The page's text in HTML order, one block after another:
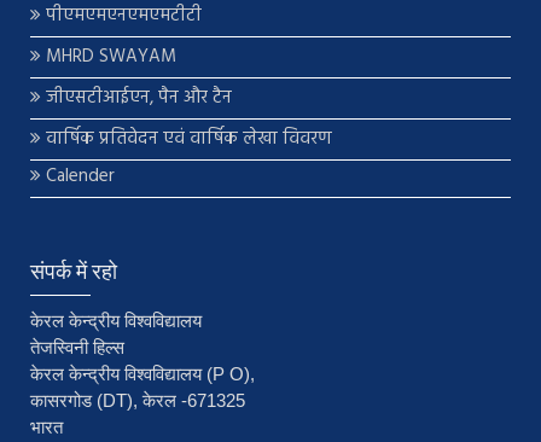
पीएमएमएनएमएमटीटी
MHRD SWAYAM
जीएसटीआईएन, पैन और टैन
वार्षिक प्रतिवेदन एवं वार्षिक लेखा विवरण
Calender
संपर्क में रहो
केरल केन्द्रीय विश्वविद्यालय
तेजस्विनी हिल्स
केरल केन्द्रीय विश्वविद्यालय (P O),
कासरगोड (DT), केरल -671325
भारत